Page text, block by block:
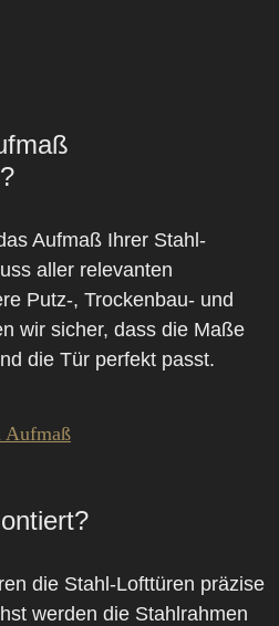
Aufmaß Ihrer Stahl-
aller relevanten
Putz-, Trockenbau- und
wir sicher, dass die Maße
die Tür perfekt passt.
Aufmaß
die Stahl-Lofttüren präzise
werden die Stahlrahmen